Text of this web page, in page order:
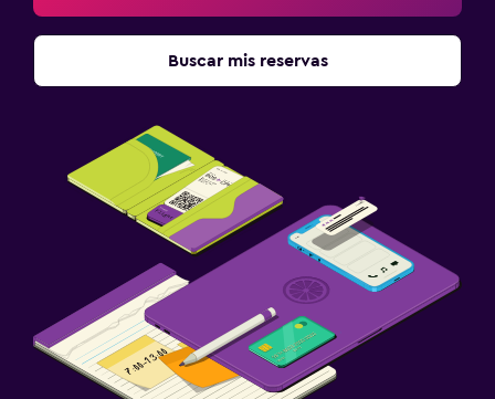
Buscar mis reservas